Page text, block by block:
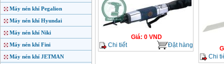
Máy nén khí Pegalion
Máy nén khí Hyundai
Máy nén khí Niki
Máy nén khí Fini
Máy nén khí JETMAN
Giá: 0VND
Chi tiết
Đặt hàng
Chi